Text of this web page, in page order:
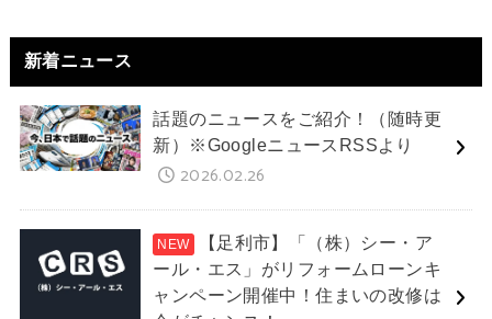
新着ニュース
話題のニュースをご紹介！（随時更
新）※GoogleニュースRSSより
2026.02.26
【足利市】「（株）シー・ア
ール・エス」がリフォームローンキ
ャンペーン開催中！住まいの改修は